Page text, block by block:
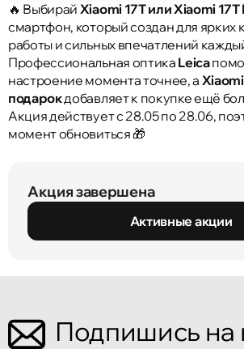
🔥 Выбирай Xiaomi 17T или Xiaomi 17T
смартфон, который создан для ярких
работы и сильных впечатлений
Профессиональная оптика Leica
настроение момента точнее, а
подарокдобавляет к покупке ещё
Акция действует с 28.05 по 28.06,
момент обновиться 🎁
Акция завершена
Активные акции
Подпишись на